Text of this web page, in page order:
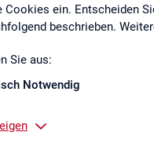
Cookies ein. Entscheiden
beschrieben.
Sie aus:
Notwendig